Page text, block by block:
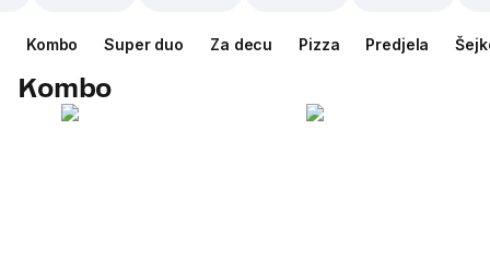
Kombo Super duo Za decu Pizza Predjela
Kombo